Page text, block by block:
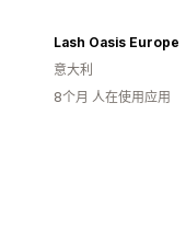
Lash Oasis Europe
意大利
8个月 人在使用应用